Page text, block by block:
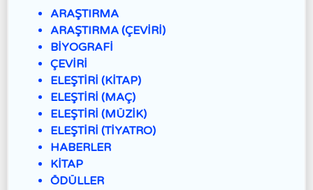
ARAŞTIRMA
ARAŞTIRMA (ÇEVİRİ)
BİYOGRAFİ
ÇEVİRİ
ELEŞTİRİ (KİTAP)
ELEŞTİRİ (MAÇ)
ELEŞTİRİ (MÜZİK)
ELEŞTİRİ (TİYATRO)
HABERLER
KİTAP
ÖDÜLLER